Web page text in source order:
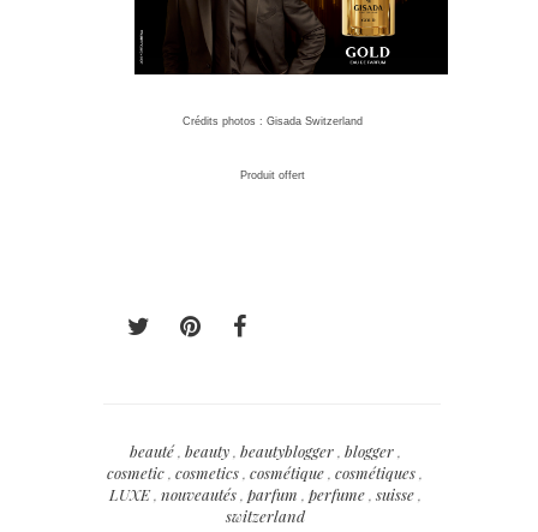
Crédits photos : Gisada Switzerland
Produit offert
beauté, beauty, beautyblogger, blogger,
cosmetic, cosmetics, cosmétique, cosmétiques,
LUXE, nouveautés, parfum , perfume, suisse,
switzerland